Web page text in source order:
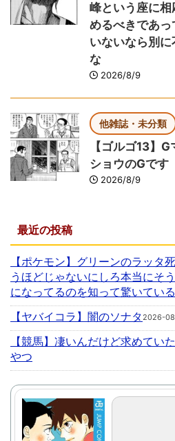
峰という座に
めるべきであ
いないなら別
な
2026/8/9
他雑誌・未分類
【ゴルゴ13】
ショウのGです
2026/8/9
最近の投稿
【ポケモン】グリーンのラッタ
うほどじゃないにしろ本当にそ
になってるのを知って驚いている
【ヤバイコラ】闇のソナタ2026-
【競馬】凄いんだけど求めてい
やつ